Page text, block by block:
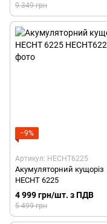
9 349 грн
−9%
Артикул: HECHT6225
Акумуляторний кущоріз
HECHT 6225
4 999 грн/шт. з ПДВ
5 499 грн